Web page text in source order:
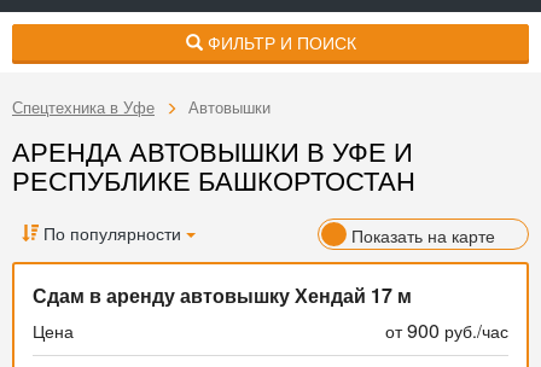
ФИЛЬТР И ПОИСК
Спецтехника в Уфе Автовышки
АРЕНДА АВТОВЫШКИ В УФЕ И
РЕСПУБЛИКЕ БАШКОРТОСТАН
По популярности Показать на карте
Сдам в аренду автовышку Хендай 17 м
Цена от900 руб./час